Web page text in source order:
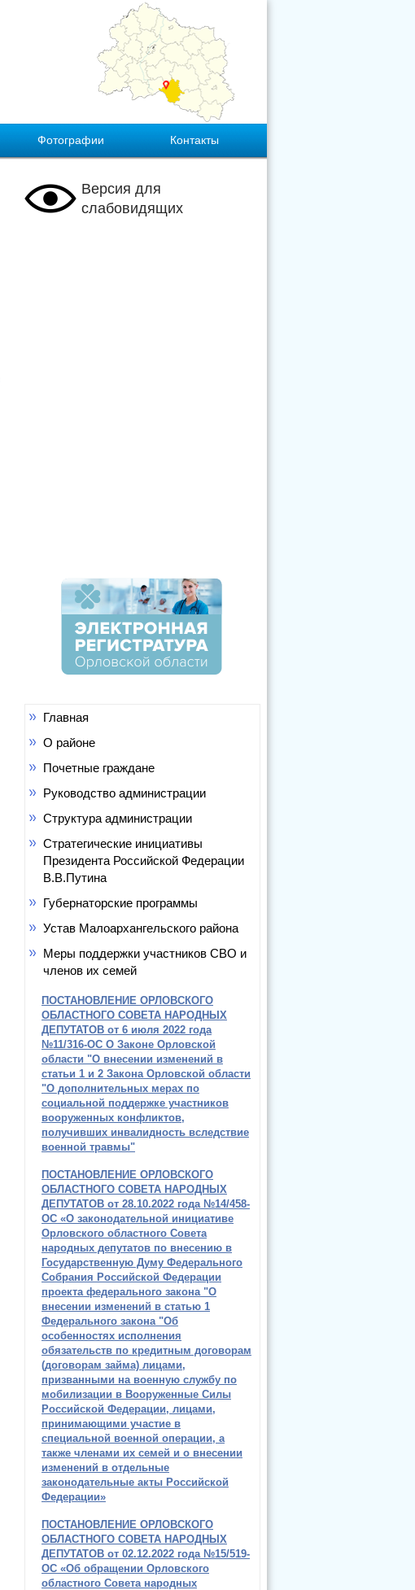
Фотографии Контакты
Версия для
слабовидящих
Главная
О районе
Почетные граждане
Руководство администрации
Структура администрации
Стратегические инициативы
Президента Российской Федерации
В.В.Путина
Губернаторские программы
Устав Малоархангельского района
Меры поддержки участников СВО и
членов их семей
ПОСТАНОВЛЕНИЕ ОРЛОВСКОГО
ОБЛАСТНОГО СОВЕТА НАРОДНЫХ
ДЕПУТАТОВ от 6 июля 2022 года
№11/316-ОС О Законе Орловской
области "О внесении изменений в
статьи 1 и 2 Закона Орловской области
"О дополнительных мерах по
социальной поддержке участников
вооруженных конфликтов,
получивших инвалидность вследствие
военной травмы"
ПОСТАНОВЛЕНИЕ ОРЛОВСКОГО
ОБЛАСТНОГО СОВЕТА НАРОДНЫХ
ДЕПУТАТОВ от 28.10.2022 года №14/458-
ОС «О законодательной инициативе
Орловского областного Совета
народных депутатов по внесению в
Государственную Думу Федерального
Собрания Российской Федерации
проекта федерального закона "О
внесении изменений в статью 1
Федерального закона "Об
особенностях исполнения
обязательств по кредитным договорам
(договорам займа) лицами,
призванными на военную службу по
мобилизации в Вооруженные Силы
Российской Федерации, лицами,
принимающими участие в
специальной военной операции, а
также членами их семей и о внесении
изменений в отдельные
законодательные акты Российской
Федерации»
ПОСТАНОВЛЕНИЕ ОРЛОВСКОГО
ОБЛАСТНОГО СОВЕТА НАРОДНЫХ
ДЕПУТАТОВ от 02.12.2022 года №15/519-
ОС «Об обращении Орловского
областного Совета народных